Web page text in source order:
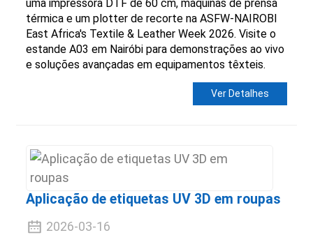
uma impressora DTF de 60 cm, máquinas de prensa
térmica e um plotter de recorte na ASFW-NAIROBI
East Africa's Textile & Leather Week 2026. Visite o
estande A03 em Nairóbi para demonstrações ao vivo
e soluções avançadas em equipamentos têxteis.
Ver Detalhes
Aplicação de etiquetas UV 3D em roupas
2026-03-16